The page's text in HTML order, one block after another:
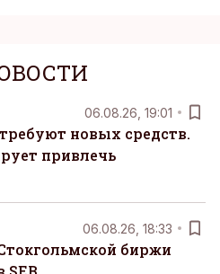
06.08.26, 19:01
новых средств.
привлечь
06.08.26, 18:33
биржи